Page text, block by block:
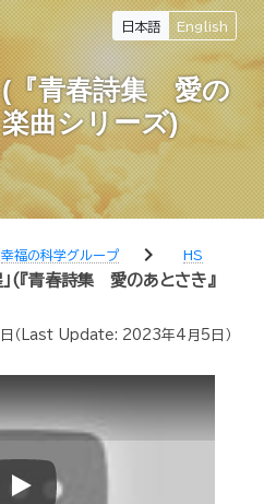
日本語 English
(『青春詩集 愛の
曲シリーズ)
幸福の科学グループ chevron_right
HS
」(『青春詩集 愛のあとさき』
（Last Update: 2023年4月5日 ）
Play